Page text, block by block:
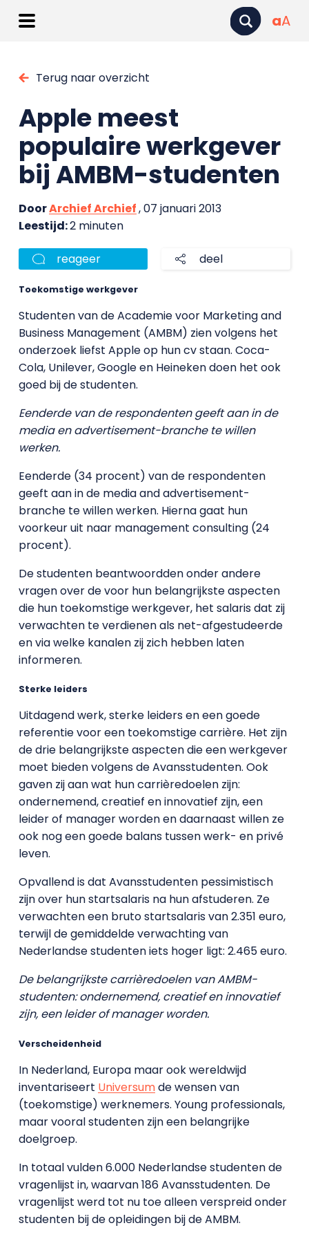
aA
Terug naar overzicht
Apple meest
populaire werkgever
bij AMBM-studenten
DoorArchief Archief, 07 januari 2013
Leestijd:2 minuten
reageer deel
Toekomstige werkgever
Studenten van de Academie voor Marketing and
Business Management (AMBM) zien volgens het
onderzoek liefst Apple op hun cv staan. Coca-
Cola, Unilever, Google en Heineken doen het ook
goed bij de studenten.
Eenderde van de respondenten geeft aan in de
media en advertisement-branche te willen
werken.
Eenderde (34 procent) van de respondenten
geeft aan in de media and advertisement-
branche te willen werken. Hierna gaat hun
voorkeur uit naar management consulting (24
procent).
De studenten beantwoordden onder andere
vragen over de voor hun belangrijkste aspecten
die hun toekomstige werkgever, het salaris dat zij
verwachten te verdienen als net-afgestudeerde
en via welke kanalen zij zich hebben laten
informeren.
Sterke leiders
Uitdagend werk, sterke leiders en een goede
referentie voor een toekomstige carrière. Het zijn
de drie belangrijkste aspecten die een werkgever
moet bieden volgens de Avansstudenten. Ook
gaven zij aan wat hun carrièredoelen zijn:
ondernemend, creatief en innovatief zijn, een
leider of manager worden en daarnaast willen ze
ook nog een goede balans tussen werk- en privé
leven.
Opvallend is dat Avansstudenten pessimistisch
zijn over hun startsalaris na hun afstuderen. Ze
verwachten een bruto startsalaris van 2.351 euro,
terwijl de gemiddelde verwachting van
Nederlandse studenten iets hoger ligt: 2.465 euro.
De belangrijkste carrièredoelen van AMBM-
studenten: ondernemend, creatief en innovatief
zijn, een leider of manager worden.
Verscheidenheid
In Nederland, Europa maar ook wereldwijd
inventariseert Universumde wensen van
(toekomstige) werknemers. Young professionals,
maar vooral studenten zijn een belangrijke
doelgroep.
In totaal vulden 6.000 Nederlandse studenten de
vragenlijst in, waarvan 186 Avansstudenten. De
vragenlijst werd tot nu toe alleen verspreid onder
studenten bij de opleidingen bij de AMBM.